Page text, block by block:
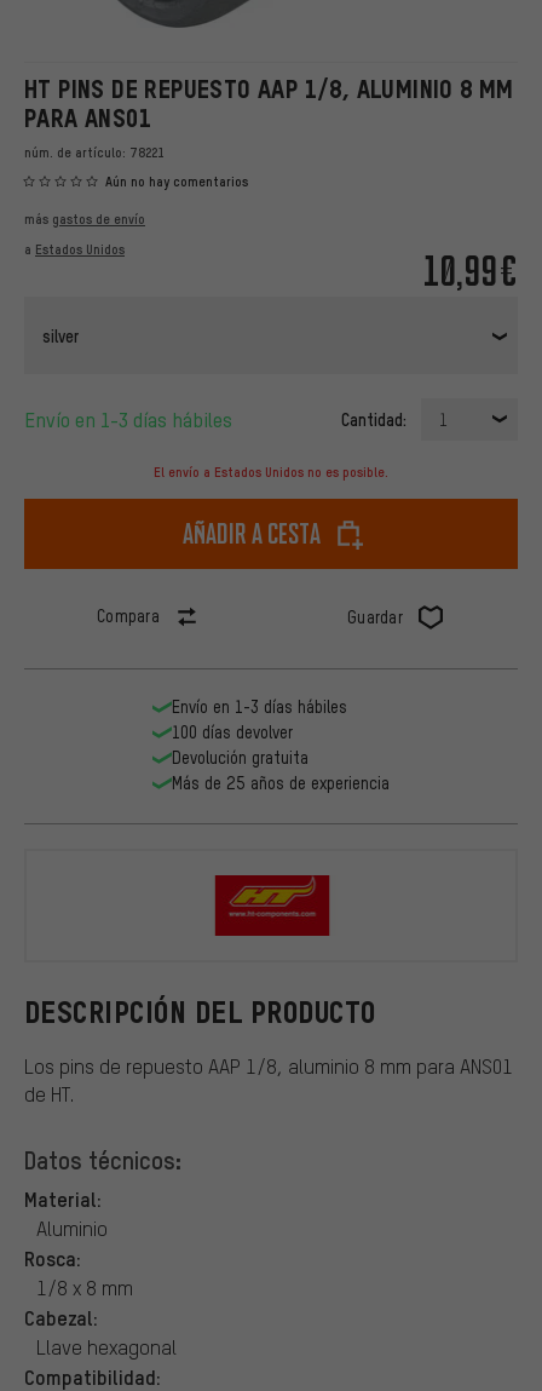
HT PINS DE REPUESTO AAP 1/8, ALUMINIO 8 MM
PARA ANS01
núm. de artículo: 78221
Aún no hay comentarios
10,99€
más gastos de envío
a Estados Unidos
silver
Envío en 1-3 días hábiles Cantidad: 1
El envío a Estados Unidos no es posible.
Añadir a cesta
Compara Guardar
DESCRIPCIÓN DEL PRODUCTO
Los pins de repuesto AAP 1/8, aluminio 8 mm para ANS01
de HT.
Datos técnicos:
Material:
Aluminio
Rosca:
1/8 x 8 mm
Cabezal:
Llave hexagonal
Compatibilidad:
Envío en 1-3 días hábiles
100 días devolver
Devolución gratuita
Más de 25 años de experiencia